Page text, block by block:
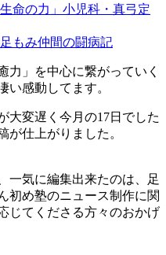
命の力」小児科・真弓定
もみ仲間の闘病記
力」を中心に繋がっていく
い感動してます。
大変遅く今月の17日でした
が仕上がりました。
一気に編集出来たのは、足
初め塾のニュース制作に関
じてくださる方々のおかげ